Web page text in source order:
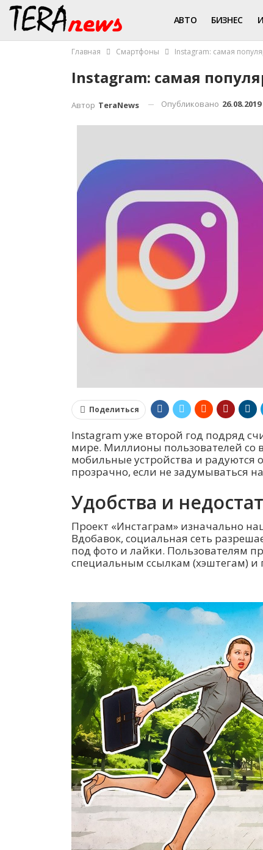
АВТО БИЗНЕС
Главная Смартфоны Instagram: самая
Instagram: самая
Автор TeraNews Опубликовано 26.08.2019
Поделиться
Instagram уже второй год подряд
мире. Миллионы пользователей со
мобильные устройства и радуются
прозрачно, если не задумываться
Удобства и
Проект «Инстаграм» изначально
Вдобавок, социальная сеть
под фото и лайки. Пользователям
специальным ссылкам (хэштегам) и